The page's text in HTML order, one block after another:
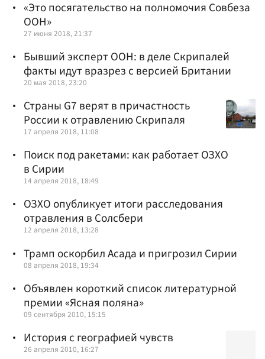
«Это посягательство на полномочия Совбеза
ООН»
27 июня 2018, 21:37
Бывший эксперт ООН: в деле Скрипалей
факты идут вразрез с версией Британии
20 мая 2018, 23:20
Страны G7 верят в причастность
России к отравлению Скрипаля
17 апреля 2018, 11:08
Поиск под ракетами: как работает ОЗХО
в Сирии
14 апреля 2018, 18:49
ОЗХО опубликует итоги расследования
отравления в Солсбери
12 апреля 2018, 13:28
Трамп оскорбил Асада и пригрозил Сирии
08 апреля 2018, 19:34
Объявлен короткий список литературной
премии «Ясная поляна»
09 сентября 2010, 15:15
История с географией чувств
26 апреля 2010, 16:27